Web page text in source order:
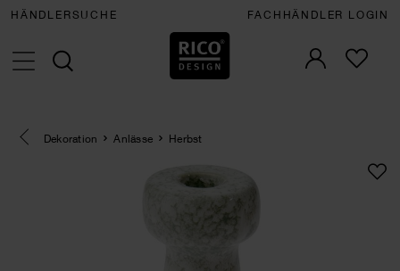
HÄNDLERSUCHE FACHHÄNDLER LOGIN
Eine Kategorie zurück navigieren
Dekoration Anlässe Herbst